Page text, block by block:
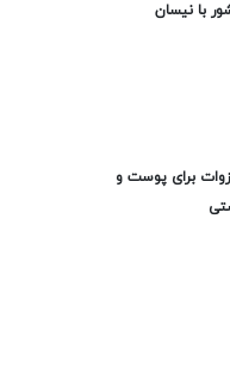
با نیسان
برای پوست و